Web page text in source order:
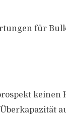
für
keinen